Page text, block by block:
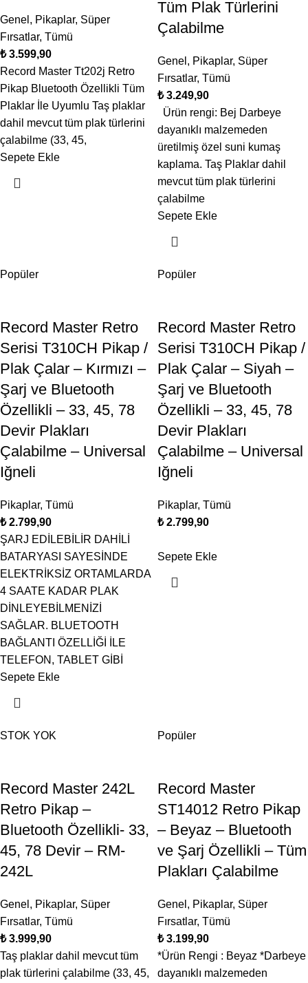
Genel , Pikaplar, Süper
Fırsatlar, Tümü
₺
Record Master Tt202j Retro
Pikap Bluetooth Özellikli Tüm
Plaklar İle Uyumlu Taş plaklar
dahil mevcut tüm plak türlerini
çalabilme (33, 45,
Sepete Ekle
Tüm Plak Türlerini
Çalabilme
Genel , Pikaplar, Süper
Fırsatlar, Tümü
₺
Ürün rengi: Bej Darbeye
dayanıklı malzemeden
üretilmiş özel suni kumaş
kaplama. Taş Plaklar dahil
mevcut tüm plak türlerini
çalabilme
Sepete Ekle
Popüler
Record Master Retro
Serisi T310CH Pikap /
Plak Çalar – Kırmızı –
Şarj ve Bluetooth
Özellikli – 33, 45, 78
Devir Plakları
Çalabilme – Universal
Iğneli
Pikaplar, Tümü
₺
ŞARJ EDİLEBİLİR DAHİLİ
BATARYASI SAYESİNDE
ELEKTRİKSİZ ORTAMLARDA
4 SAATE KADAR PLAK
DİNLEYEBİLMENİZİ
SAĞLAR. BLUETOOTH
BAĞLANTI ÖZELLİĞİ İLE
TELEFON, TABLET GİBİ
Sepete Ekle
Popüler
Record Master Retro
Serisi T310CH Pikap /
Plak Çalar – Siyah –
Şarj ve Bluetooth
Özellikli – 33, 45, 78
Devir Plakları
Çalabilme – Universal
Iğneli
Pikaplar, Tümü
₺
Sepete Ekle
STOK YOK
Record Master 242L
Retro Pikap –
Bluetooth Özellikli- 33,
45, 78 Devir – RM-
242L
Genel , Pikaplar, Süper
Fırsatlar, Tümü
₺
Taş plaklar dahil mevcut tüm
plak türlerini çalabilme (33, 45,
Popüler
Record Master
ST14012 Retro Pikap
– Beyaz – Bluetooth
ve Şarj Özellikli – Tüm
Plakları Çalabilme
Genel , Pikaplar, Süper
Fırsatlar, Tümü
₺
*Ürün Rengi : Beyaz *Darbeye
dayanıklı malzemeden